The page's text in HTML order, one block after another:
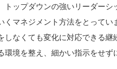
トップダウンの強いリーダー
くマネジメント方法をとって
しなくても変化に対応できる
環境を整え、細かい指示をせ